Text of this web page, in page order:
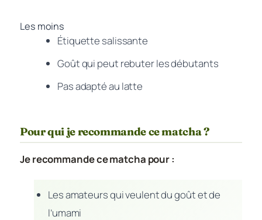
Les moins
Étiquette salissante
Goût qui peut rebuter les débutants
Pas adapté au latte
Pour qui je recommande ce matcha ?
Je recommande ce matcha pour :
Les amateurs qui veulent du goût et de
l’umami